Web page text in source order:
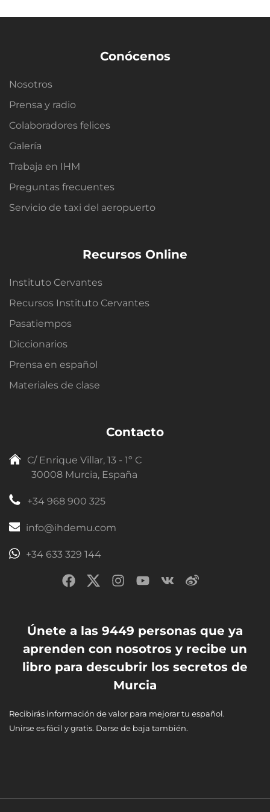
Conócenos
Nosotros
Prensa y radio
Colaboradores felices
Galería
Trabaja en IHM
Preguntas frecuentes
Servicio de taxi del aeropuerto
Recursos Online
Instituto Cervantes
Recursos Instituto Cervantes
Pasatiempos
Diccionarios
Prensa en español
Materiales de clase
Contacto
C/ Enrique Villar, 13 - 1º C
30008 Murcia, España
+34 968 900 325
info@ihdemu.com
+34 633 329 144
Únete a las 9449 personas que ya
aprenden con nosotros y recibe un
libro para descubrir los secretos de
Murcia
Recibirás información de valor para mejorar tu español.
Unirse es fácil y gratis. Darse de baja también.